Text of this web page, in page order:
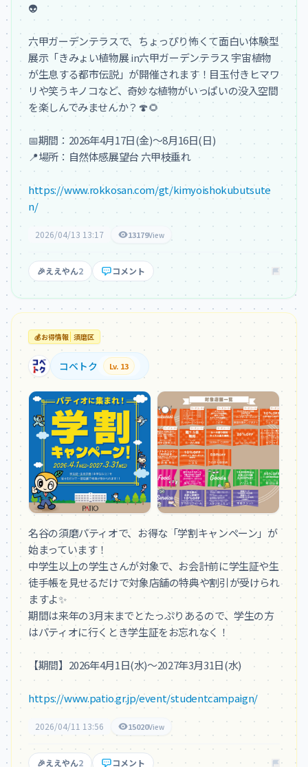
👽
六甲ガーデンテラスで、ちょっぴり怖くて面白い体験型
展示「きみょい植物展 in六甲ガーデンテラス 宇宙植物
が生息する都市伝説」が開催されます！目玉付きヒマワ
リや笑うキノコなど、奇妙な植物がいっぱいの没入空間
を楽しんでみませんか？🍄🌻
📅期間：2026年4月17日(金)～8月16日(日)
📍場所：自然体感展望台 六甲枝垂れ
https://www.rokkosan.com/gt/kimyoishokubutsute
n/
2026/04/13 13:17 13179View
🎉ええやん2 コメント
💰お得情報 須磨区
コベトク Lv. 13
名谷の須磨パティオで、お得な「学割キャンペーン」が
始まっています！
中学生以上の学生さんが対象で、お会計前に学生証や生
徒手帳を見せるだけで対象店舗の特典や割引が受けられ
ますよ✨
期間は来年の3月末までとたっぷりあるので、学生の方
はパティオに行くとき学生証をお忘れなく！
【期間】2026年4月1日(水)～2027年3月31日(水)
https://www.patio.gr.jp/event/studentcampaign/
2026/04/11 13:56 15020View
🎉ええやん2 コメント